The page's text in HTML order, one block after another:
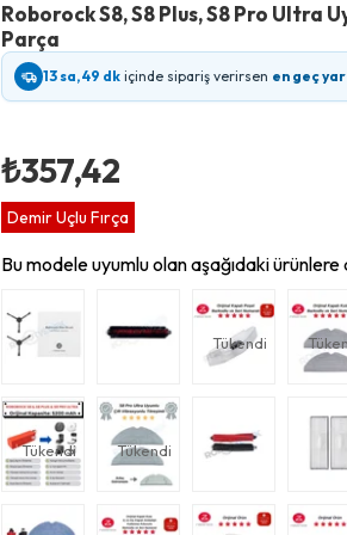
Roborock S8, S8 Plus, S8 Pro Ultra
Parça
13 sa, 49 dk içinde sipariş verirsen en geç
₺357,42
Demir Uçlu Fırça
Bu modele uyumlu olan aşağıdaki
Tükendi
Tükendi Tükendi